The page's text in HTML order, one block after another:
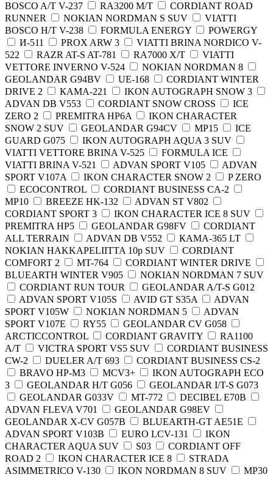
BOSCO A/T V-237
RA3200 M/T
CORDIANT ROAD
RUNNER
NOKIAN NORDMAN S SUV
VIATTI
BOSCO H/T V-238
FORMULA ENERGY
POWERGY
И-511
PROX ARW 3
VIATTI BRINA NORDICO V-
522
RAZR AT-S AT-781 RA7000 X/T
VIATTI
VETTORE INVERNO V-524
NOKIAN NORDMAN 8
GEOLANDAR G94BV
UE-168
CORDIANT WINTER
DRIVE 2
КАМА-221
IKON AUTOGRAPH SNOW 3
ADVAN DB V553
CORDIANT SNOW CROSS
ICE
ZERO 2
PREMITRA HP6A
IKON CHARACTER
SNOW 2 SUV
GEOLANDAR G94CV MP15
ICE
GUARD G075
IKON AUTOGRAPH AQUA 3 SUV
VIATTI VETTORE BRINA V-525
FORMULA ICE
VIATTI BRINA V-521
ADVAN SPORT V105
ADVAN
SPORT V107A
IKON CHARACTER SNOW 2
P ZERO
ECOCONTROL
CORDIANT BUSINESS CA-2
MP10
BREEZE HK-132
ADVAN ST V802
CORDIANT SPORT 3
IKON CHARACTER ICE 8 SUV
PREMITRA HP5
GEOLANDAR G98FV
CORDIANT
ALL TERRAIN
ADVAN DB V552
КАМА-365 LT
NOKIAN HAKKAPELIITTA 10p SUV
CORDIANT
COMFORT 2
MT-764
CORDIANT WINTER DRIVE
BLUEARTH WINTER V905
NOKIAN NORDMAN 7 SUV
CORDIANT RUN TOUR
GEOLANDAR A/T-S G012
ADVAN SPORT V105S
AVID GT S35A
ADVAN
SPORT V105W
NOKIAN NORDMAN 5
ADVAN
SPORT V107E
RY55
GEOLANDAR CV G058
ARCTICCONTROL
CORDIANT GRAVITY
RA1100
A/T
VICTRA SPORT VS5 SUV
CORDIANT BUSINESS
CW-2
DUELER A/T 693
CORDIANT BUSINESS CS-2
BRAVO HP-M3
MCV3+
IKON AUTOGRAPH ECO
3
GEOLANDAR H/T G056
GEOLANDAR I/T-S G073
GEOLANDAR G033V
MT-772
DECIBEL E70B
ADVAN FLEVA V701
GEOLANDAR G98EV
GEOLANDAR X-CV G057B
BLUEARTH-GT AE51E
ADVAN SPORT V103B
EURO LCV-131
IKON
CHARACTER AQUA SUV
S03
CORDIANT OFF
ROAD 2
IKON CHARACTER ICE 8
STRADA
ASIMMETRICO V-130
IKON NORDMAN 8 SUV
MP30